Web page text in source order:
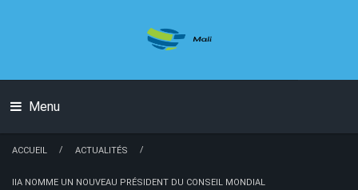
Menu
ACCUEIL / ACTUALITÉS /
IIA NOMME UN NOUVEAU PRÉSIDENT DU CONSEIL MONDIAL